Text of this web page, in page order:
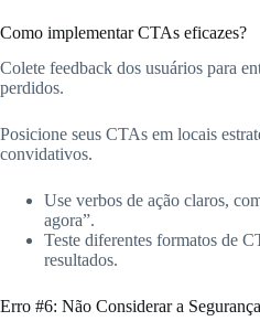
Como implementar CTAs eficazes?
Colete feedback dos usuários para
perdidos.
Posicione seus CTAs em locais
convidativos.
Use verbos de ação claros,
agora”.
Teste diferentes formatos de
resultados.
Erro #6: Não Considerar a